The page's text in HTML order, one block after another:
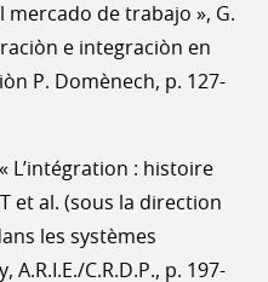
mercado de trabajo », G.
e integraciòn en
P. Domènech, p. 127-
L’intégration : histoire
et al. (sous la direction
les systèmes
C.R.D.P., p. 197-